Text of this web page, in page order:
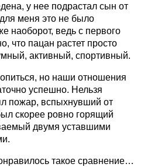
у нее подрастал сын от
меня это не было
наоборот, ведь с первого
что пацан растет просто
активный, спортивный.
но наши отношения
успешно. Нельзя
пожар, вспыхнувший от
скорее ровно горящий
двумя уставшими
такое сравнение…